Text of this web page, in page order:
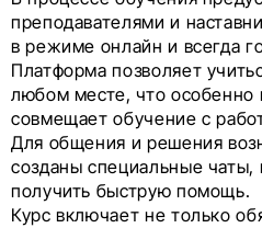
преподавателями и
в режиме онлайн и всегда
Платформа позволяет
любом месте, что особенно
совмещает обучение с
Для общения и решения
созданы специальные чаты,
получить быструю помощь.
Курс включает не только